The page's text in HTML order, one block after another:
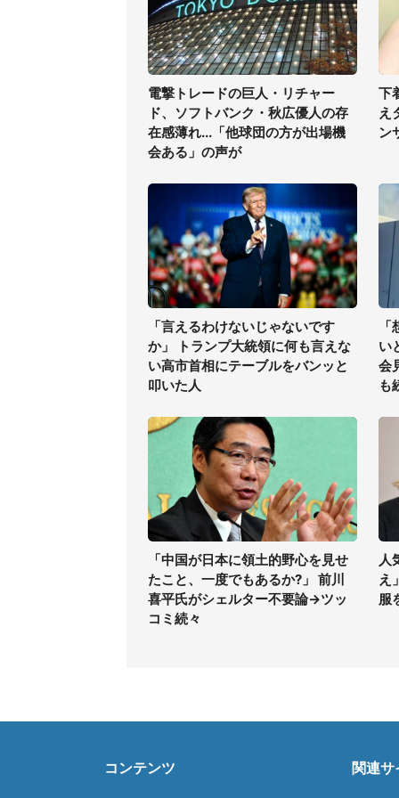
電撃トレードの巨人・リチャー
ド、ソフトバンク・秋広優人の存
在感薄れ...「他球団の方が出場機
会ある」の声が
下
え
ン
「言えるわけないじゃないです
か」 トランプ大統領に何も言えな
い高市首相にテーブルをバンッと
叩いた人
い
会
も
「中国が日本に領土的野心を見せ
たこと、一度でもあるか?」 前川
喜平氏がシェルター不要論→ツッ
コミ続々
人
え
服
コンテンツ 関連サ